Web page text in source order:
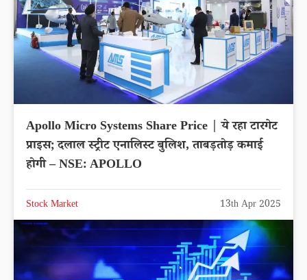
Apollo Micro Systems Share Price | ये रहा टारगेट
प्राइस; दलाल स्ट्रीट एनालिस्ट बुलिश, ताबड़तोड़ कमाई
होगी – NSE: APOLLO
Stock Market 13th Apr 2025